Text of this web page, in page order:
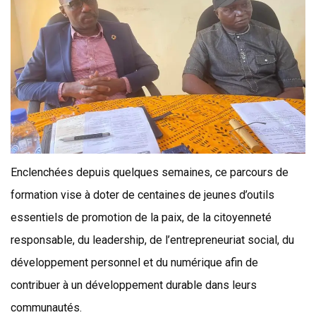
Enclenchées depuis quelques semaines, ce parcours de
formation vise à doter de centaines de jeunes d’outils
essentiels de promotion de la paix, de la citoyenneté
responsable, du leadership, de l’entrepreneuriat social, du
développement personnel et du numérique afin de
contribuer à un développement durable dans leurs
communautés.